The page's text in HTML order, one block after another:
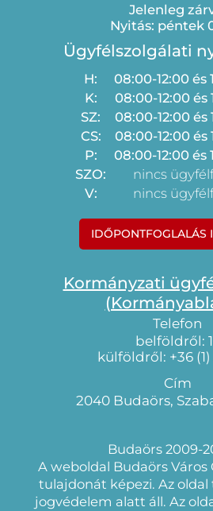
Jelenleg
Nyitás: péntek
Ügyfélszolgálati
H:
08:00-12:00 és
K:
08:00-12:00 és
SZ:
08:00-12:00 és
CS:
08:00-12:00 és
P:
08:00-12:00 és
SZO:
nincs
V:
nincs
IDŐPONTFOGLALÁS
Kormányzati
Telefon
belföldről:
külföldről: +36 (1)
Cím
2040 Budaörs,
Budaörs 2009-
A weboldal Budaörs
tulajdonát képezi. Az
jogvédelem alatt áll. Az